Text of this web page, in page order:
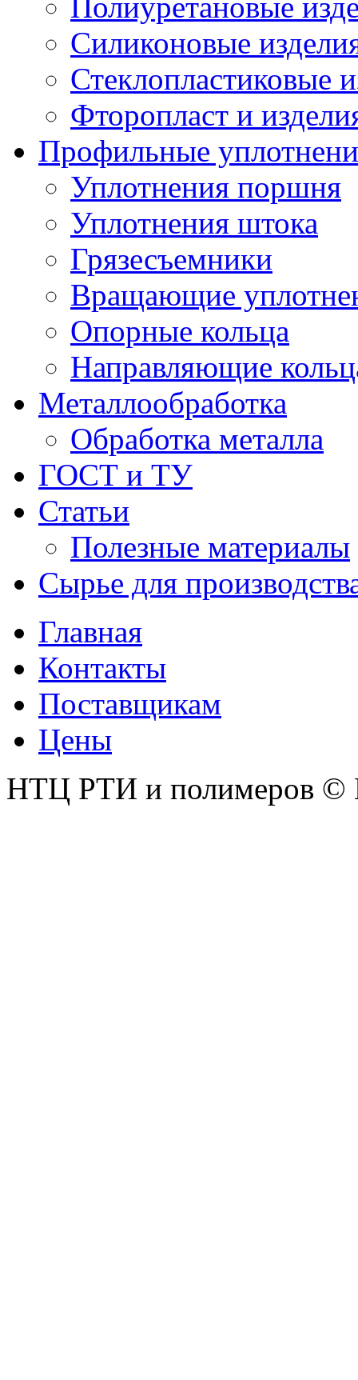
Полиуретановые
Силиконовые
Стеклопластиковые
Фторопласт и
Профильные
Уплотнения поршня
Уплотнения штока
Грязесъемники
Вращающие
Опорные кольца
Направляющие
Металлообработка
Обработка металла
ГОСТ и ТУ
Статьи
Полезные материалы
Сырье для
Главная
Контакты
Поставщикам
Цены
НТЦ РТИ и полимеров ©